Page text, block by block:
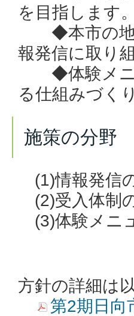
を目指します。
◆本市の地
報発信に取り
◆体験メニ
る仕組みづく
施策の分野
(1)情報発信
(2)受入体制
(3)体験メニ
方針の詳細は
第2期日向